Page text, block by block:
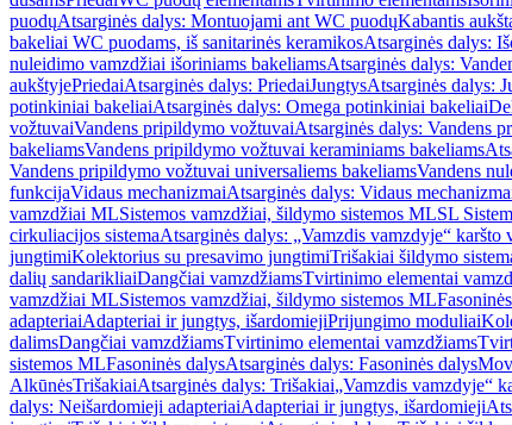
puodųAtsarginės dalys: Montuojami ant WC puodųKabantis
bakeliai WC puodams, iš sanitarinės keramikosAtsarginės dalys:
nuleidimo vamzdžiai išoriniams bakeliamsAtsarginės dalys:
aukštyjePriedaiAtsarginės dalys: PriedaiJungtysAtsarginės dalys:
potinkiniai bakeliaiAtsarginės dalys: Omega potinkiniai bakeliai
vožtuvaiVandens pripildymo vožtuvaiAtsarginės dalys: Vandens
bakeliamsVandens pripildymo vožtuvai keraminiams bakeliams
Vandens pripildymo vožtuvai universaliems bakeliamsVandens
funkcijaVidaus mechanizmaiAtsarginės dalys: Vidaus
vamzdžiai MLSistemos vamzdžiai, šildymo sistemos MLSL
cirkuliacijos sistemaAtsarginės dalys: „Vamzdis vamzdyje“ karšto
jungtimiKolektorius su presavimo jungtimiTrišakiai šildymo
dalių sandarikliaiDangčiai vamzdžiamsTvirtinimo elementai
vamzdžiai MLSistemos vamzdžiai, šildymo sistemos ML
adapteriaiAdapteriai ir jungtys, išardomiejiPrijungimo moduliai
dalimsDangčiai vamzdžiamsTvirtinimo elementai vamzdžiams
sistemos MLFasoninės dalysAtsarginės dalys: Fasoninės dalys
AlkūnėsTrišakiaiAtsarginės dalys: Trišakiai„Vamzdis vamzdyje“
dalys: Neišardomieji adapteriaiAdapteriai ir jungtys, išardomieji